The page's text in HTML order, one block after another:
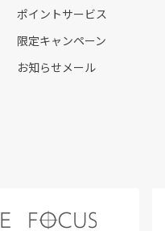
ポイントサービス
限定キャンペーン
お知らせメール